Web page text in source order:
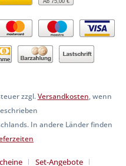
Ab 75,00 €
zzgl.Versandkosten, wenn
In andere Länder finden
Set-Angebote